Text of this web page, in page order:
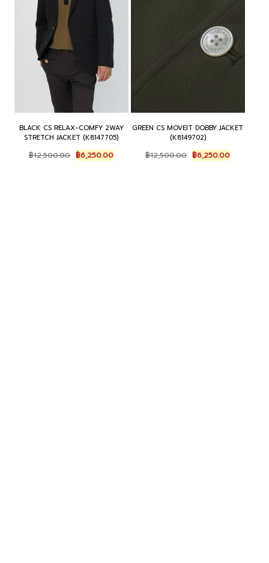
BLACK CS RELAX-COMFY 2WAY
STRETCH JACKET (K8147705)
฿12,500.00 Original
price
฿6,250.00Current
price
GREEN CS MOVEIT DOBBY JACKET
(K8149702)
฿12,500.00 Original
price
฿6,250.00Current
price